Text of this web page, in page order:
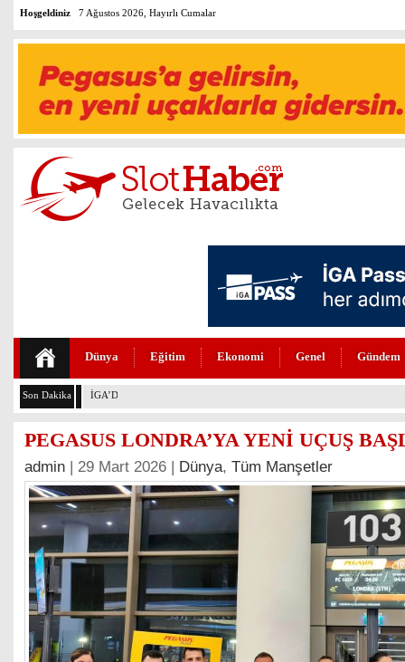
Hoşgeldiniz 7 Ağustos 2026, Hayırlı Cumalar
Dünya Eğitim Ekonomi Genel Gündem
Son Dakika İGA’DA 4. PİST İÇİN GERİ SAYIM BAŞLADI
PEGASUS LONDRA’YA YENİ UÇUŞ
admin | 29 Mart 2026 | Dünya, Tüm Manşetler